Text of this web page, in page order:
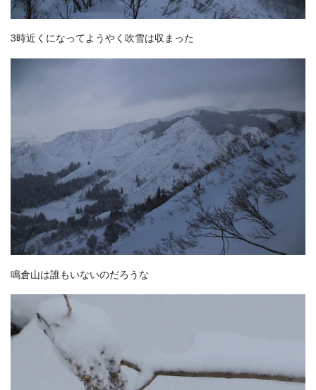
3時近くになってようやく吹雪は収まった
鳴倉山は誰もいないのだろうな